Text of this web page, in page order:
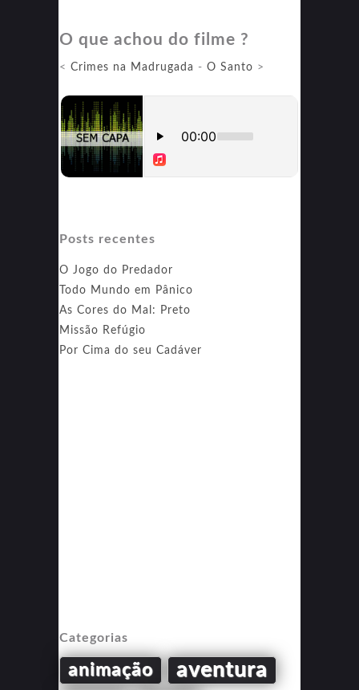
Justiça:
O que achou do filme ?
< Crimes na Madrugada - O Santo >
Posts recentes
O Jogo do Predador
Todo Mundo em Pânico
As Cores do Mal: Preto
Missão Refúgio
Por Cima do seu Cadáver
Categorias
animação aventura